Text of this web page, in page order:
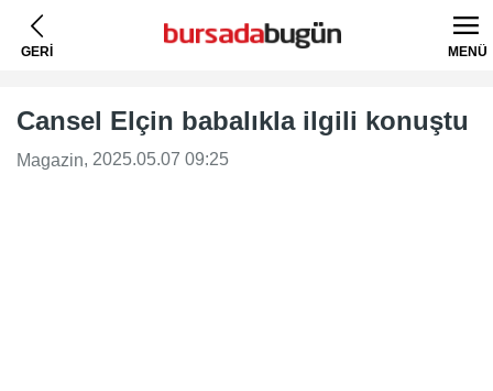
GERİ MENÜ
Cansel Elçin babalıkla ilgili konuştu
Magazin, 2025.05.07 09:25